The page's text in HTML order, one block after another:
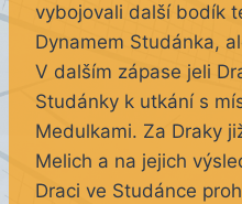
vybojovali další bodík
Dynamem Studánka,
V dalším zápase jeli
Studánky k utkání s
Medulkami. Za Draky
Melich a na jejich
Draci ve Studánce